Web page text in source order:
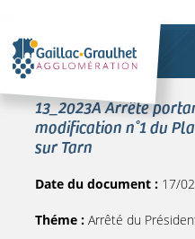
13_2023A Arrêté
modification n°1 du
sur Tarn
Date du document : 17/
Théme : Arrêté du